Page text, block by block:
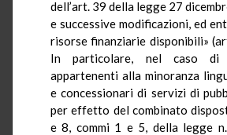
dell’art. 39 della legge 27
e successive modificazioni, ed
risorse finanziarie disponibili»
In particolare, nel caso
appartenenti alla minoranza
e concessionari di servizi di
per effetto del combinato
e 8, commi 1 e 5, della legge